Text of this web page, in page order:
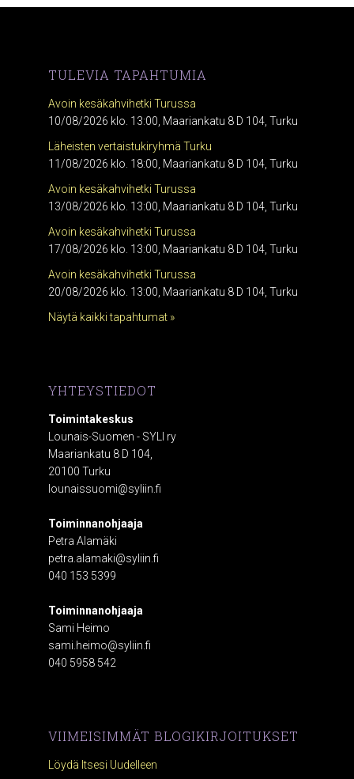
TULEVIA TAPAHTUMIA
Avoin kesäkahvihetki Turussa
10/08/2026 klo. 13:00, Maariankatu 8 D 104, Turku
Läheisten vertaistukiryhmä Turku
11/08/2026 klo. 18:00, Maariankatu 8 D 104, Turku
Avoin kesäkahvihetki Turussa
13/08/2026 klo. 13:00, Maariankatu 8 D 104, Turku
Avoin kesäkahvihetki Turussa
17/08/2026 klo. 13:00, Maariankatu 8 D 104, Turku
Avoin kesäkahvihetki Turussa
20/08/2026 klo. 13:00, Maariankatu 8 D 104, Turku
Näytä kaikki tapahtumat »
YHTEYSTIEDOT
Toimintakeskus
Lounais-Suomen - SYLI ry
Maariankatu 8 D 104,
20100 Turku
lounaissuomi@syliin.fi
Toiminnanohjaaja
Petra Alamäki
petra.alamaki@syliin.fi
040 153 5399
Toiminnanohjaaja
Sami Heimo
sami.heimo@syliin.fi
040 5958 542
VIIMEISIMMÄT BLOGIKIRJOITUKSET
Löydä Itsesi Uudelleen